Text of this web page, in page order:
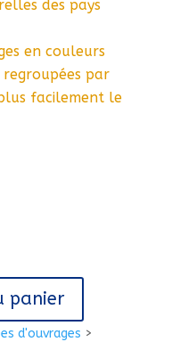
d'ouvrages >
des pays
en couleurs
par
facilement le
panier